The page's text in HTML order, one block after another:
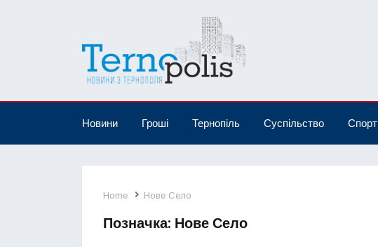
Новини Гроші Тернопіль Суспільство Спорт
Home Нове Село
Позначка: Нове Село